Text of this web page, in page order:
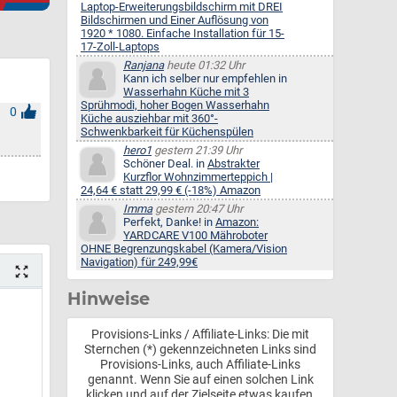
0
Laptop-Erweiterungsbildschirm mit DREI
Bildschirmen und Einer Auflösung von
1920 * 1080. Einfache Installation für 15-
17-Zoll-Laptops
Ranjanaheute 01:32 Uhr
Kann ich selber nur empfehlen in
Wasserhahn Küche mit 3
Sprühmodi, hoher Bogen Wasserhahn
Küche ausziehbar mit 360°-
Schwenkbarkeit für Küchenspülen
hero1 gestern 21:39 Uhr
Schöner Deal. in Abstrakter
Kurzflor Wohnzimmerteppich |
24,64 € statt 29,99 € (-18%) Amazon
Immagestern 20:47 Uhr
Perfekt, Danke! in Amazon:
YARDCARE V100 Mähroboter
OHNE Begrenzungskabel (Kamera/Vision
Navigation) für 249,99€
Hinweise
Provisions-Links / Affiliate-Links: Die mit
Sternchen (*) gekennzeichneten Links sind
Provisions-Links, auch Affiliate-Links
genannt. Wenn Sie auf einen solchen Link